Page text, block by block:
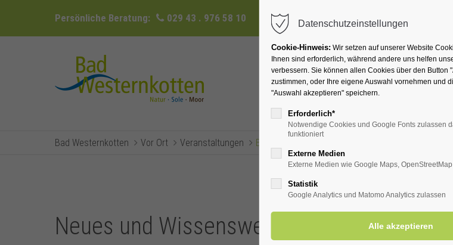
Persönliche Beratung: 029 43 . 976 58 10 info@badwesternkotten.de
Ihr Heilbad Übernachten
Bad Westernkotten Vor Ort Veranstaltungen Eventsreader (Timeline)
Neues und Wissenswertes über Bad
Datenschutzeinstellungen
Cookie-Hinweis: Wir setzen auf unserer Website
Ihnen sind erforderlich, während andere uns helfen
verbessern. Sie können allen Cookies über den Button
zustimmen, oder Ihre eigene Auswahl vornehmen und
"Auswahl akzeptieren" speichern.
Erforderlich*
Notwendige Cookies und Google Fonts zulassen
funktioniert
Externe Medien
Externe Medien wie Google Maps,
Statistik
Google Analytics und Matomo Analytics zulassen